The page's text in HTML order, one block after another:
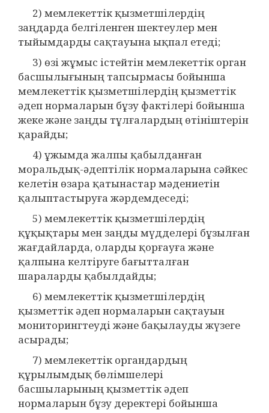
2) мемлекеттік қызметшілердің
заңдарда белгіленген шектеулер мен
тыйымдарды сақтауына ықпал етеді;
3) өзі жұмыс істейтін мемлекеттік орган
басшылығының тапсырмасы бойынша
мемлекеттік қызметшілердің қызметтік
әдеп нормаларын бұзу фактілері бойынша
жеке және заңды тұлғалардың өтініштерін
қарайды;
4) ұжымда жалпы қабылданған
моральдық-әдептілік нормаларына сәйкес
келетін өзара қатынастар мәдениетін
қалыптастыруға жәрдемдеседі;
5) мемлекеттік қызметшілердің
құқықтары мен заңды мүдделері бұзылған
жағдайларда, оларды қорғауға және
қалпына келтіруге бағытталған
шараларды қабылдайды;
6) мемлекеттік қызметшілердің
қызметтік әдеп нормаларын сақтауын
мониторингтеуді және бақылауды жүзеге
асырады;
7) мемлекеттік органдардың
құрылымдық бөлімшелері
басшыларының қызметтік әдеп
нормаларын бұзу деректері бойынша